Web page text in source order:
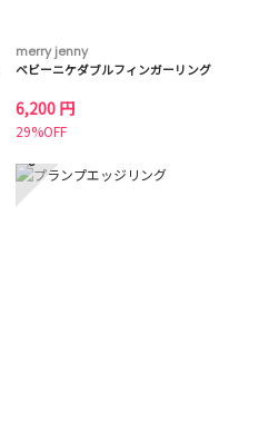
merry jenny
ベビーニケダブルフィンガーリング
6,200 円
29%OFF
8